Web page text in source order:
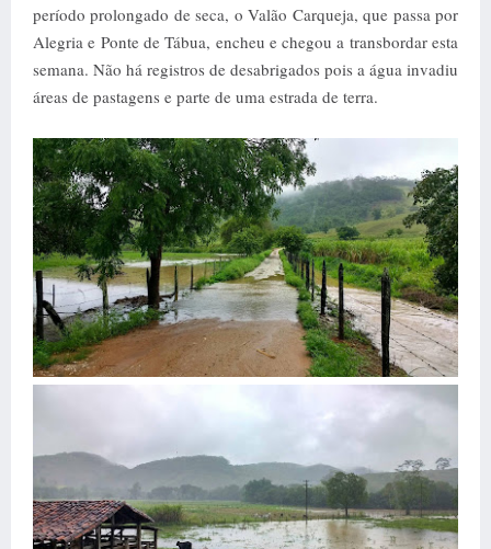
período prolongado de seca, o Valão Carqueja, que passa por
Alegria e Ponte de Tábua, encheu e chegou a transbordar esta
semana. Não há registros de desabrigados pois a água invadiu
áreas de pastagens e parte de uma estrada de terra.